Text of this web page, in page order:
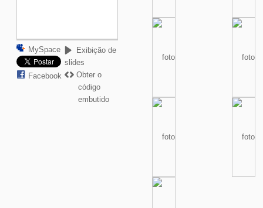
MySpace
Facebook
Exibição de
slides
Obter o
código
embutido